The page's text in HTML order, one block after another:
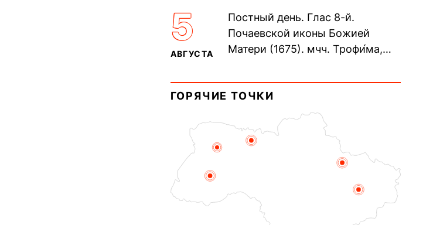
Дави́да (1015). Прп....
5
АВГУСТА
Постный день. Глас 8-й.
Почаевской иконы Божией
Матери (1675). мчч. Трофи́ма,
мучеников (284–305). прав.
воина Фео́дора...
ГОРЯЧИЕ ТОЧКИ